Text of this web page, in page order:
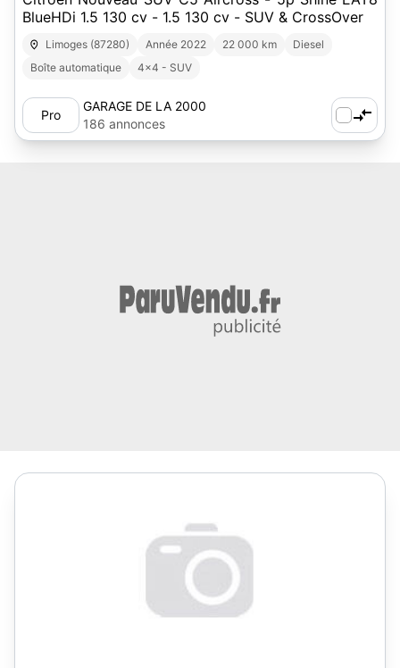
BlueHDi 1.5 130 cv - 1.5 130 cv - SUV & CrossOver
Limoges (87280) Année 2022 22 000 km
Diesel
Boîte automatique
4x4 - SUV
Pro
GARAGE DE LA 2000
186 annonces